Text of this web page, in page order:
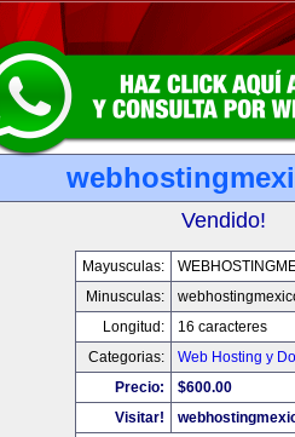
Vendido!
Mayusculas:
Minusculas:
Longitud:
16 caracteres
Categorias:
Web Hosting y
Precio:
$600.00
Visitar!